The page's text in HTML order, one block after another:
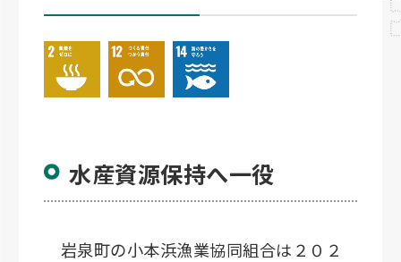
水産資源保持へ一役
岩泉町の小本浜漁業協同組合は２０２